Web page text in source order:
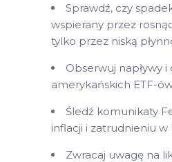
Sprawdź, czy
wspierany przez
tylko przez niską
Obserwuj napływy i
amerykańskich ETF-
Śledź komunikaty
inflacji i zatrudnieniu w
Zwracaj uwagę na